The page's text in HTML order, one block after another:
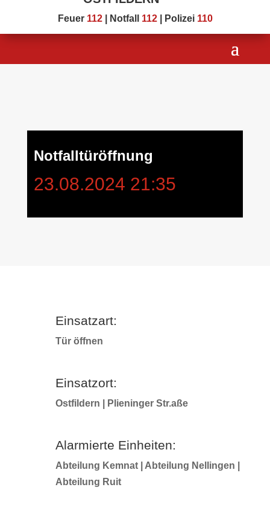
Feuer 112| Notfall 112| Polizei 110
Notfalltüröffnung
23.08.2024 21:35
Einsatzart:
Tür öffnen
Einsatzort:
Ostfildern | Plieninger Str.aße
Alarmierte Einheiten:
Abteilung Kemnat | Abteilung Nellingen |
Abteilung Ruit